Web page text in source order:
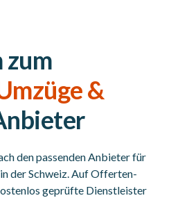
zum
&
den passenden Anbieter für
der Schweiz. Auf Offerten-
geprüfte Dienstleister